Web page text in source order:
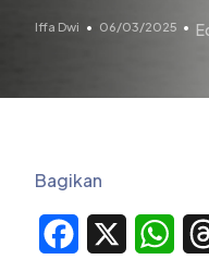
Iffa Dwi 06/03/2025
Bagikan
Facebook